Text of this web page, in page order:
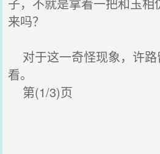
来吗？
对于这一奇怪现象，许路
看。
第(1/3)页